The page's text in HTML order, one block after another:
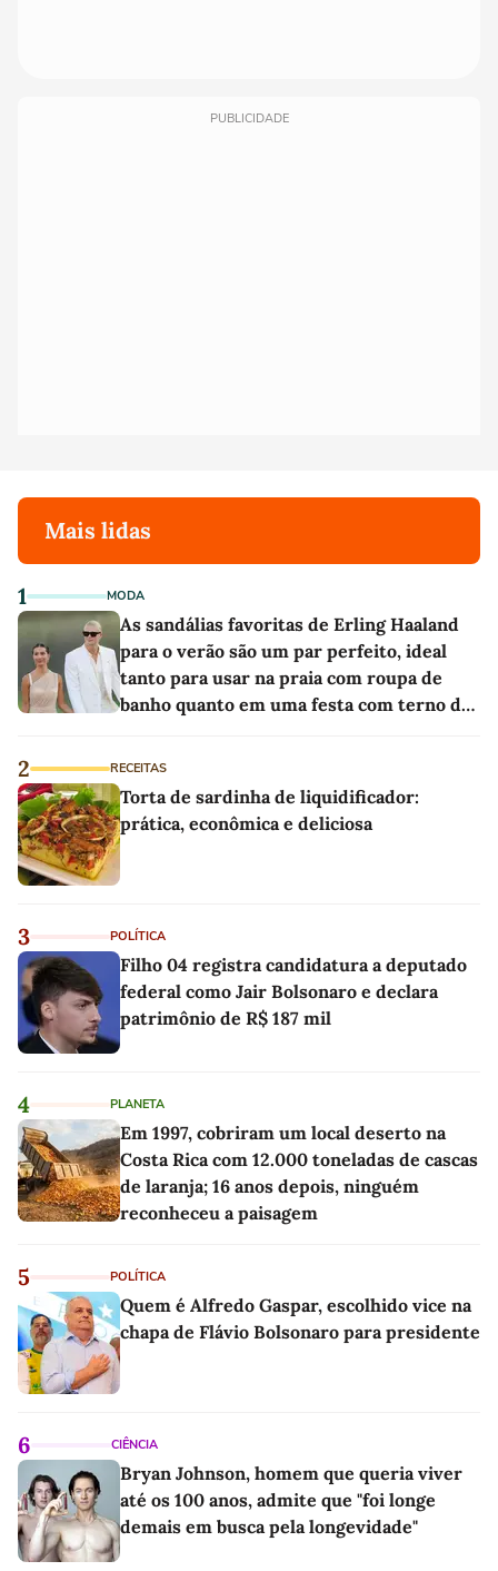
PUBLICIDADE
Mais lidas
1 MODA
As sandálias favoritas de Erling Haaland
para o verão são um par perfeito, ideal
tanto para usar na praia com roupa de
banho quanto em uma festa com terno de
2 RECEITAS
Torta de sardinha de liquidificador:
prática, econômica e deliciosa
3 POLÍTICA
Filho 04 registra candidatura a deputado
federal como Jair Bolsonaro e declara
patrimônio de R$ 187 mil
4 PLANETA
Em 1997, cobriram um local deserto na
Costa Rica com 12.000 toneladas de cascas
de laranja; 16 anos depois, ninguém
reconheceu a paisagem
5 POLÍTICA
Quem é Alfredo Gaspar, escolhido vice na
chapa de Flávio Bolsonaro para presidente
6 CIÊNCIA
Bryan Johnson, homem que queria viver
até os 100 anos, admite que "foi longe
demais em busca pela longevidade"